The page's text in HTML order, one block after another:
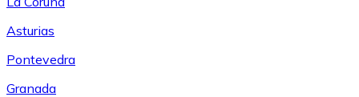
Asturias
Pontevedra
Granada